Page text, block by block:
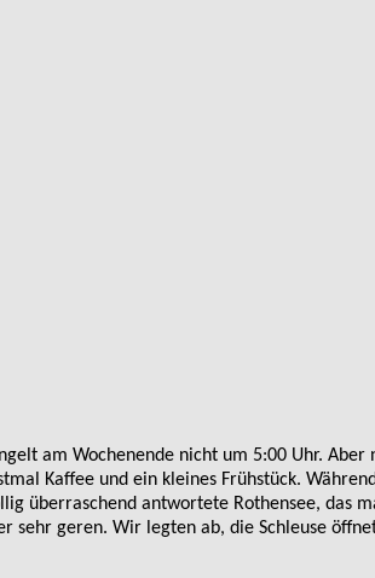
am Wochenende nicht um 5:00 Uhr. Aber
Kaffee und ein kleines Frühstück.
überraschend antwortete Rothensee, das
sehr geren. Wir legten ab, die Schleuse